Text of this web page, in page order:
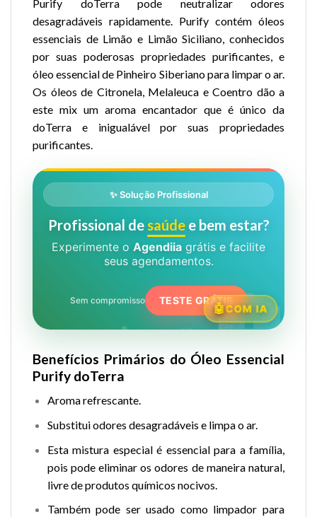
Purify doTerra pode neutralizar odores
desagradáveis rapidamente. Purify contém óleos
essenciais de Limão e Limão Siciliano, conhecidos
por suas poderosas propriedades purificantes, e
óleo essencial de Pinheiro Siberiano para limpar o ar.
Os óleos de Citronela, Melaleuca e Coentro dão a
este mix um aroma encantador que é único da
doTerra e inigualável por suas propriedades
purificantes.
COM IA
✨ Solução Profissional
Profissional desaúdee bem estar?
Experimente o Agendiia grátis e facilite
seus agendamentos.
Sem compromisso TESTE GRÁTIS🏥
📅
⏰
💊
Benefícios Primários do Óleo Essencial
Purify doTerra
Aroma refrescante.
Substitui odores desagradáveis e limpa o ar.
Esta mistura especial é essencial para a família,
pois pode eliminar os odores de maneira natural,
livre de produtos químicos nocivos.
Também pode ser usado como limpador para